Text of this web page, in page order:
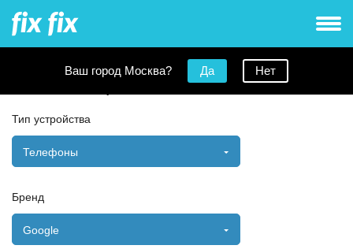
Ваш город Москва? Да Нет
Тип устройства
Телефоны
Бренд
Google